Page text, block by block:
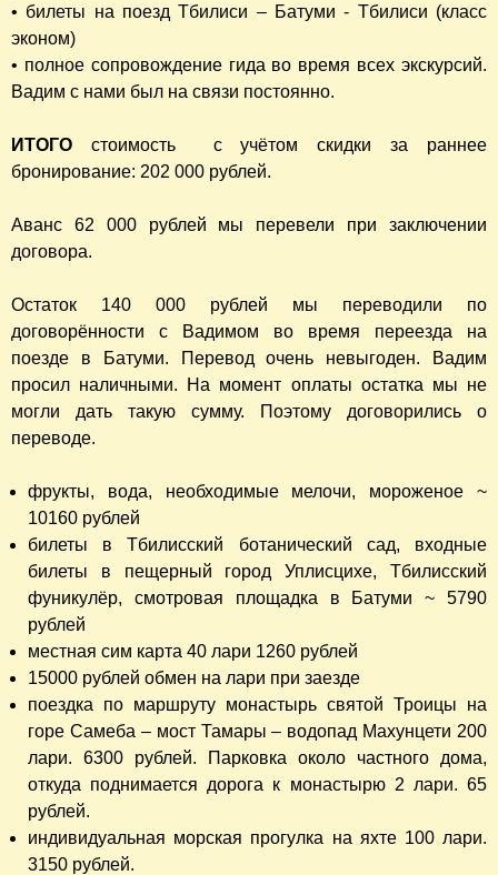
• билеты на поезд Тбилиси – Батуми - Тбилиси (класс
эконом)
• полное сопровождение гида во время всех экскурсий.
Вадим с нами был на связи постоянно.
ИТОГО стоимость с учётом скидки за раннее
бронирование: 202 000 рублей.
Аванс 62 000 рублей мы перевели при заключении
договора.
Остаток 140 000 рублей мы переводили по
договорённости с Вадимом во время переезда на
поезде в Батуми. Перевод очень невыгоден. Вадим
просил наличными. На момент оплаты остатка мы не
могли дать такую сумму. Поэтому договорились о
переводе.
фрукты, вода, необходимые мелочи, мороженое ~
10160 рублей
билеты в Тбилисский ботанический сад, входные
билеты в пещерный город Уплисцихе, Тбилисский
фуникулёр, смотровая площадка в Батуми ~ 5790
рублей
местная сим карта 40 лари 1260 рублей
15000 рублей обмен на лари при заезде
поездка по маршруту монастырь святой Троицы на
горе Самеба – мост Тамары – водопад Махунцети 200
лари. 6300 рублей. Парковка около частного дома,
откуда поднимается дорога к монастырю 2 лари. 65
рублей.
индивидуальная морская прогулка на яхте 100 лари.
3150 рублей.